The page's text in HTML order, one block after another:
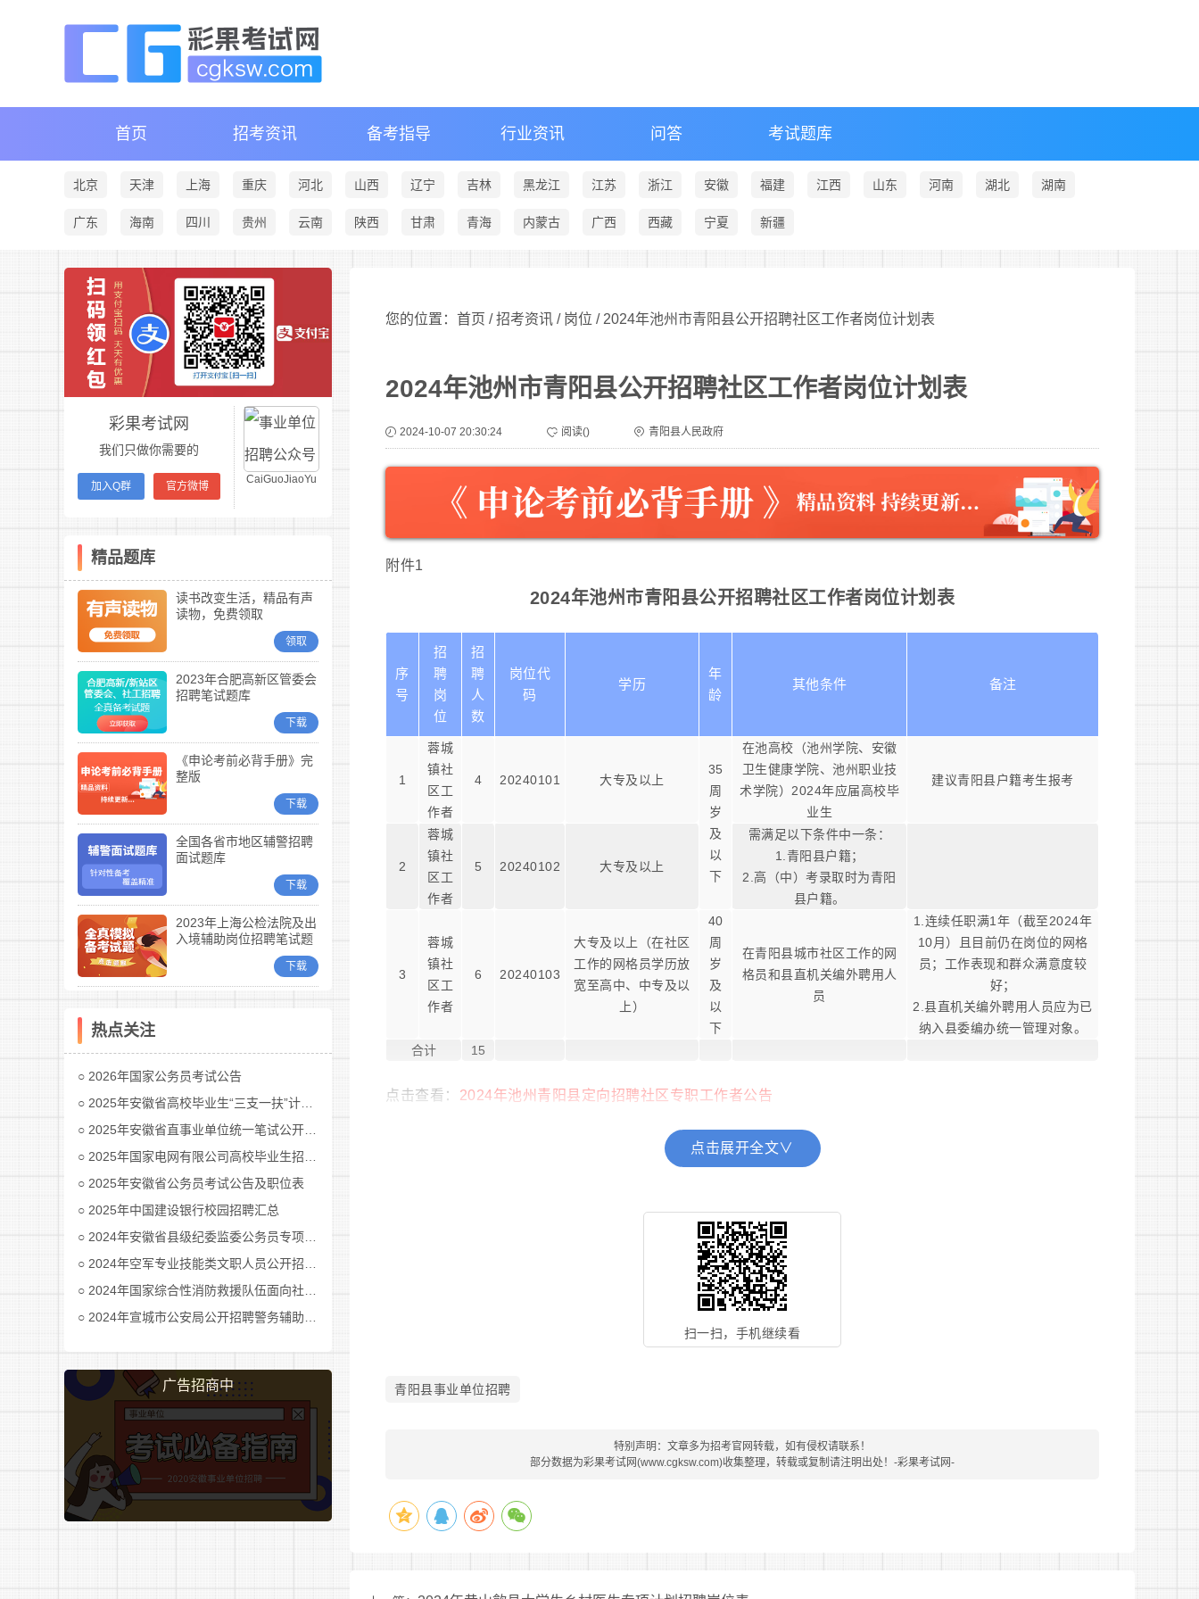
首页 招考资讯 备考指导 行业资讯 问答 考试题库
北京 天津 上海 重庆 河北 山西 辽宁 吉林 黑龙江 江苏 浙江 安徽 福建 江西 山东 河南 湖北 湖南
广东 海南 四川 贵州 云南 陕西 甘肃 青海 内蒙古 广西 西藏 宁夏 新疆
彩果考试网
我们只做你需要的
加入Q群 官方微博
CaiGuoJiaoYu
精品题库
读书改变生活，精品有声
读物，免费领取
领取
2023年合肥高新区管委会
招聘笔试题库
下载
《申论考前必背手册》完
整版
下载
全国各省市地区辅警招聘
面试题库
下载
2023年上海公检法院及出
入境辅助岗位招聘笔试题
下载
热点关注
2026年国家公务员考试公告
2025年安徽省高校毕业生“三支一扶”计划招募公告
2025年安徽省直事业单位统一笔试公开招聘工作人员公告
2025年国家电网有限公司高校毕业生招聘公告(第二批)汇总
2025年安徽省公务员考试公告及职位表
2025年中国建设银行校园招聘汇总
2024年安徽省县级纪委监委公务员专项招考公告及职位表汇总
2024年空军专业技能类文职人员公开招考公告
2024年国家综合性消防救援队伍面向社会招录消防员公告
2024年宣城市公安局公开招聘警务辅助人员公告
广告招商中
您的位置：首页 /招考资讯 / 岗位 / 2024年池州市青阳县公开招聘社区工作者岗位计划表
2024年池州市青阳县公开招聘社区工作者岗位计划表
2024-10-07 20:30:24 阅读() 青阳县人民政府
附件1
2024年池州市青阳县公开招聘社区工作者岗位计划表
序
号
招
聘
岗
位
招
聘
人
数
岗位代
码
学历
年
龄
其他条件 备注
1
蓉城
镇社
区工
作者
4 20240101 大专及以上
35
周
岁
及
以
下
在池高校（池州学院、安徽
卫生健康学院、池州职业技
术学院）2024年应届高校毕
业生
建议青阳县户籍考生报考
2
蓉城
镇社
区工
作者
5 20240102 大专及以上
需满足以下条件中一条：
1.青阳县户籍；
2.高（中）考录取时为青阳
县户籍。
3
蓉城
镇社
区工
作者
6 20240103
大专及以上（在社区
工作的网格员学历放
宽至高中、中专及以
上）
40
周
岁
及
以
下
在青阳县城市社区工作的网
格员和县直机关编外聘用人
员
1.连续任职满1年（截至2024年
10月）且目前仍在岗位的网格
员；工作表现和群众满意度较
好；
2.县直机关编外聘用人员应为已
纳入县委编办统一管理对象。
合计
15
点击查看： 2024年池州青阳县定向招聘社区专职工作者公告
点击展开全文∨
扫一扫，手机继续看
青阳县事业单位招聘
特别声明：文章多为招考官网转载，如有侵权请联系！
部分数据为彩果考试网(www.cgksw.com)收集整理，转载或复制请注明出处！-彩果考试网-